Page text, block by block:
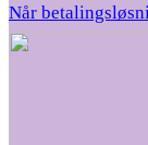
Når